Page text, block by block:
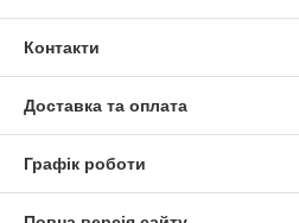
Контакти
Доставка та оплата
Графік роботи